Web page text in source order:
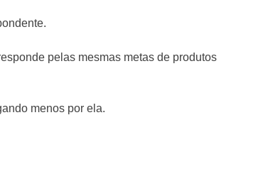
pelas mesmas metas de produtos
menos por ela.